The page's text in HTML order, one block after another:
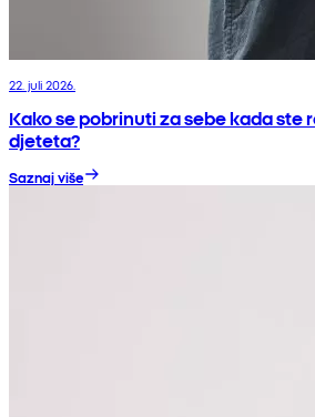
22. juli 2026.
Kako se pobrinuti za sebe kada ste
djeteta?
Saznaj više